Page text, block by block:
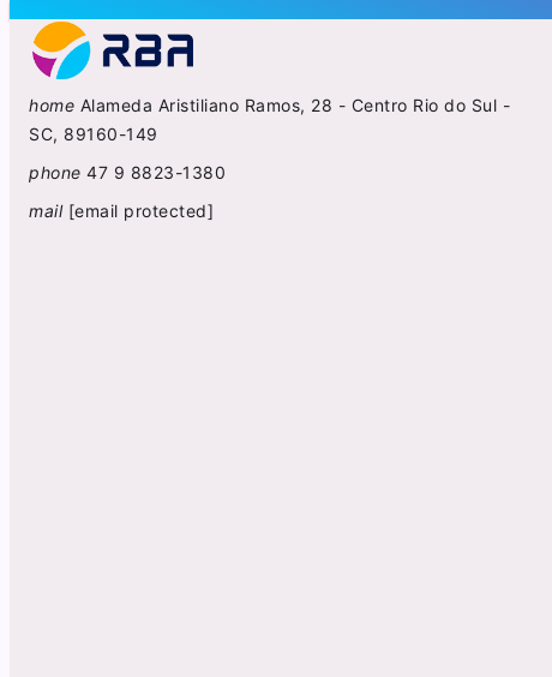
home Alameda Aristiliano Ramos, 28 - Centro Rio do Sul -
SC, 89160-149
phone 47 9 8823-1380
mail [email protected]